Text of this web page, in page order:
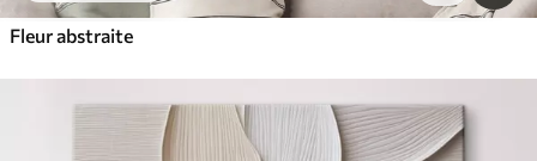
Fleur abstraite